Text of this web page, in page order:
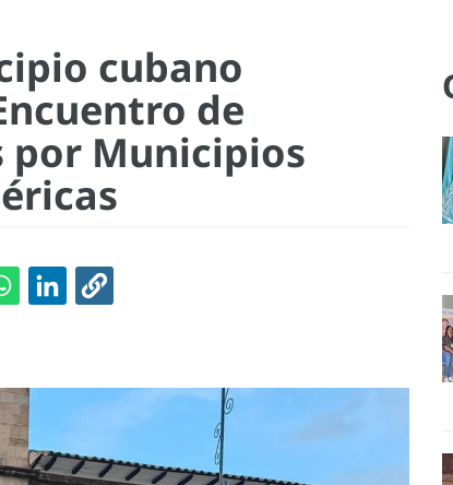
cubano
de
por Municipios